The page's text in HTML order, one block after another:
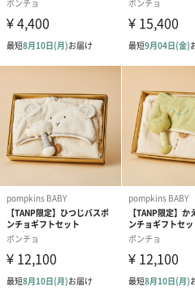
※参考年齢は目安と
でご注意ください。
原産国
※照明の関係により
場合があります。
またパソコン・スマ
干製品と画像のカラ
めご了承ください。
商品の色味は、商品
※商品画像はサンプ
に変更がある場合が
さい。
商品オプシ